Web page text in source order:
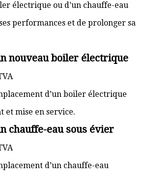
électrique ou d’un chauffe-eau
performances et de prolonger sa
nouveau boiler électrique
d’un boiler électrique
et mise en service.
chauffe-eau sous évier
d’un chauffe-eau